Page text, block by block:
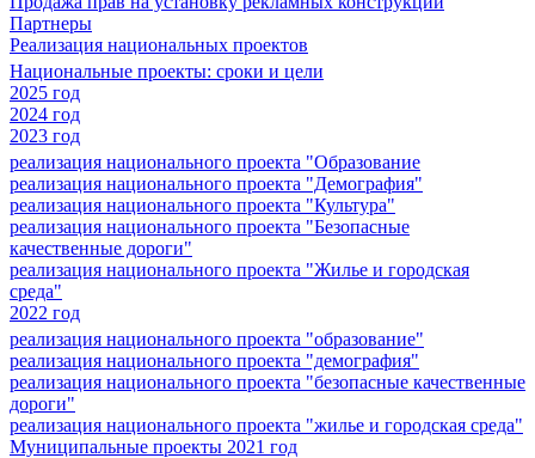
Партнеры
Реализация национальных проектов
Национальные проекты: сроки и цели
2025 год
2024 год
2023 год
реализация национального проекта "Образование
реализация национального проекта "Демография"
реализация национального проекта "Культура"
реализация национального проекта "Безопасные
качественные дороги"
реализация национального проекта "Жилье и городская
среда"
2022 год
реализация национального проекта "образование"
реализация национального проекта "демография"
реализация национального проекта "безопасные качественные
дороги"
реализация национального проекта "жилье и городская среда"
Муниципальные проекты 2021 год